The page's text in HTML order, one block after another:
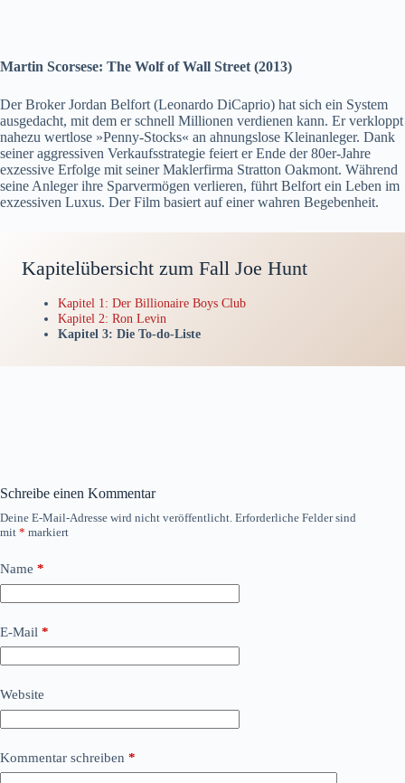
Martin Scorsese: The Wolf of Wall Street (2013)
Der Broker Jordan Belfort (Leonardo DiCaprio) hat sich ein System
ausgedacht, mit dem er schnell Millionen verdienen kann. Er verkloppt
nahezu wertlose »Penny-Stocks« an ahnungslose Kleinanleger. Dank
seiner aggressiven Verkaufsstrategie feiert er Ende der 80er-Jahre
exzessive Erfolge mit seiner Maklerfirma Stratton Oakmont. Während
seine Anleger ihre Sparvermögen verlieren, führt Belfort ein Leben im
exzessiven Luxus. Der Film basiert auf einer wahren Begebenheit.
Kapitelübersicht zum Fall Joe Hunt
Kapitel 1: Der Billionaire Boys Club
Kapitel 2: Ron Levin
Kapitel 3: Die To-do-Liste
Schreibe einen Kommentar
Deine E-Mail-Adresse wird nicht veröffentlicht. Erforderliche Felder sind
mit * markiert
Name *
E-Mail *
Website
Kommentar schreiben *